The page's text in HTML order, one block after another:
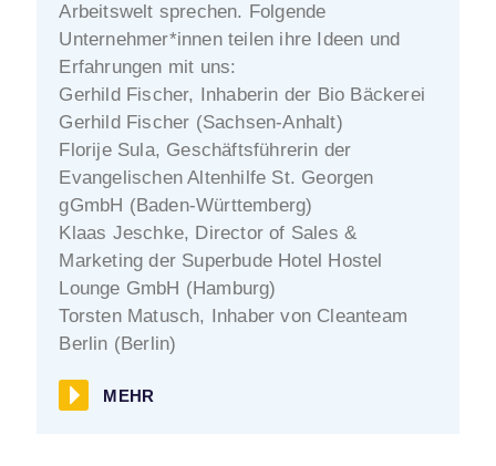
Arbeitswelt sprechen. Folgende
Unternehmer*innen teilen ihre Ideen und
Erfahrungen mit uns:
Gerhild Fischer, Inhaberin der Bio Bäckerei
Gerhild Fischer (Sachsen-Anhalt)
Florije Sula, Geschäftsführerin der
Evangelischen Altenhilfe St. Georgen
gGmbH (Baden-Württemberg)
Klaas Jeschke, Director of Sales &
Marketing der Superbude Hotel Hostel
Lounge GmbH (Hamburg)
Torsten Matusch, Inhaber von Cleanteam
Berlin (Berlin)
MEHR